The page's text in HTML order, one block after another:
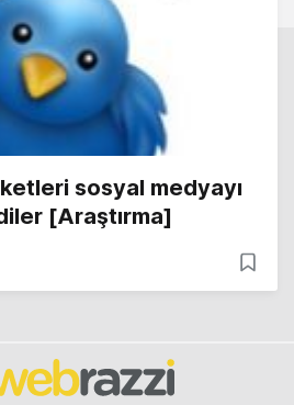
sosyal medyayı
[Araştırma]